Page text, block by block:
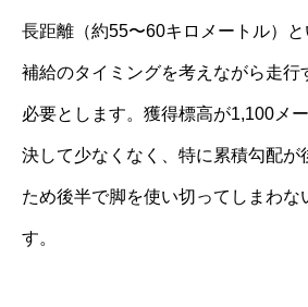
長距離（約55〜60キロメートル）
補給のタイミングを考えながら走行
必要とします。獲得標高が1,100メ
決して少なくなく、特に累積勾配が
ため後半で脚を使い切ってしまわな
す。